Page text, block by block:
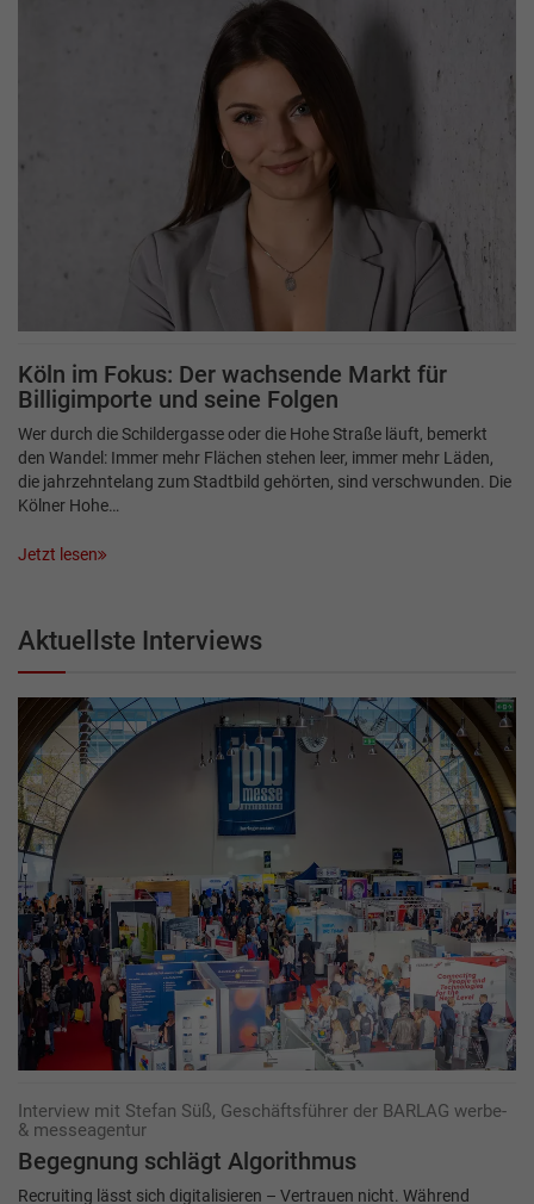
Köln im Fokus: Der wachsende Markt für
Billigimporte und seine Folgen
Wer durch die Schildergasse oder die Hohe Straße läuft, bemerkt
den Wandel: Immer mehr Flächen stehen leer, immer mehr Läden,
die jahrzehntelang zum Stadtbild gehörten, sind verschwunden. Die
Kölner Hohe…
Jetzt lesen
Aktuellste Interviews
Interview mit Stefan Süß, Geschäftsführer der BARLAG werbe-
& messeagentur
Begegnung schlägt Algorithmus
Recruiting lässt sich digitalisieren – Vertrauen nicht. Während